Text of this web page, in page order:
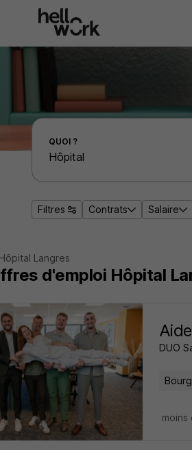
par localité
QUOI ?
Filtres Contrats Salaire
Langres
d'emploi Hôpital
DUO
moins